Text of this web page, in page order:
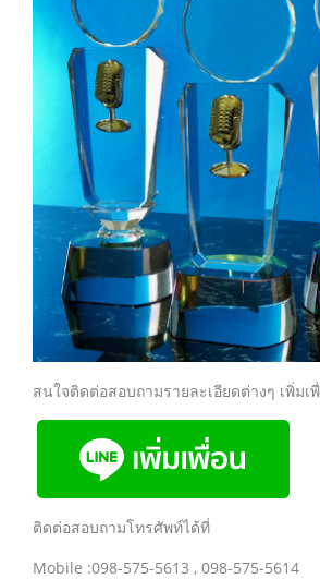
สนใจติดต่อสอบถามรายละเอียดต่างๆ เพิ่มเ
ติดต่อสอบถามโทรศัพท์ได้ที่
Mobile :098-575-5613 , 098-575-5614